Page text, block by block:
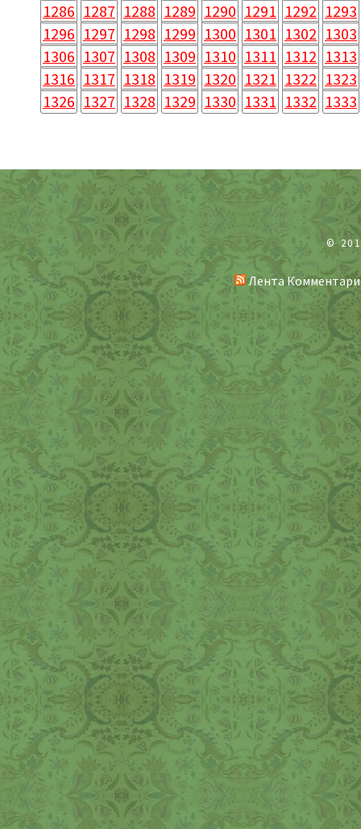
1286 1287 1288 1289 1290 1291 1292 1293
1296 1297 1298 1299 1300 1301 1302 1303
1306 1307 1308 1309 1310 1311 1312 1313
1316 1317 1318 1319 1320 1321 1322 1323
1326 1327 1328 1329 1330 1331 1332 1333
©
Лента